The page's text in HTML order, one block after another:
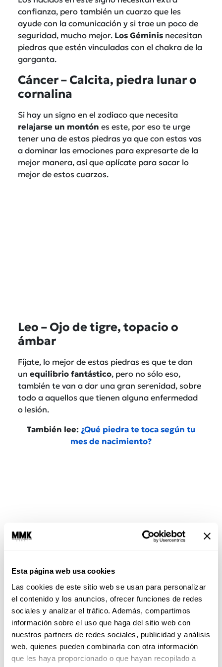
Esta página web usa cookies
Las cookies de este sitio web se usan para personalizar
el contenido y los anuncios, ofrecer funciones de redes
sociales y analizar el tráfico. Además, compartimos
información sobre el uso que haga del sitio web con
nuestros partners de redes sociales, publicidad y análisis
web, quienes pueden combinarla con otra información
que les haya proporcionado o que hayan recopilado a
confianza, pero también un cuarzo que les
ayude con la comunicación y si trae un poco de
seguridad, mucho mejor. Los Géminis necesitan
piedras que estén vinculadas con el chakra de la
garganta.
Cáncer – Calcita, piedra lunar o
cornalina
Si hay un signo en el zodiaco que necesita
relajarse un montón es este, por eso te urge
tener una de estas piedras ya que con estas vas
a dominar las emociones para expresarte de la
mejor manera, así que aplícate para sacar lo
mejor de estos cuarzos.
Leo – Ojo de tigre, topacio o
ámbar
Fíjate, lo mejor de estas piedras es que te dan
un equilibrio fantástico, pero no sólo eso,
también te van a dar una gran serenidad, sobre
todo a aquellos que tienen alguna enfermedad
o lesión.
También lee: ¿Qué piedra te toca según tu
mes de nacimiento?
Virgo – Cornalina, citrino o jade
Al igual que este signo, los cuarzos están
relacionados con la pureza, la sabiduría y la
buena suerte, así que no sólo te van a ayudar a
tener la mejor de las energías, también
conseguirás un equilibrio de terror, además de